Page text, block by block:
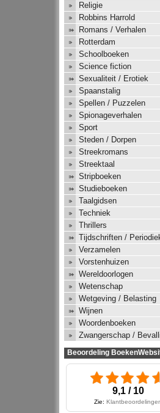
Religie
Robbins Harrold
Romans / Verhalen
Rotterdam
Schoolboeken
Science fiction
Sexualiteit / Erotiek
Spaanstalig
Spellen / Puzzelen
Spionageverhalen
Sport
Steden / Dorpen
Streekromans
Streektaal
Stripboeken
Studieboeken
Taalgidsen
Techniek
Thrillers
Tijdschriften /
Verzamelen
Vorstenhuizen
Wereldoorlogen
Wetenschap
Wetgeving / Belasting
Wijnen
Woordenboeken
Zwangerschap /
Beoordeling
9,1 / 10
Zie: